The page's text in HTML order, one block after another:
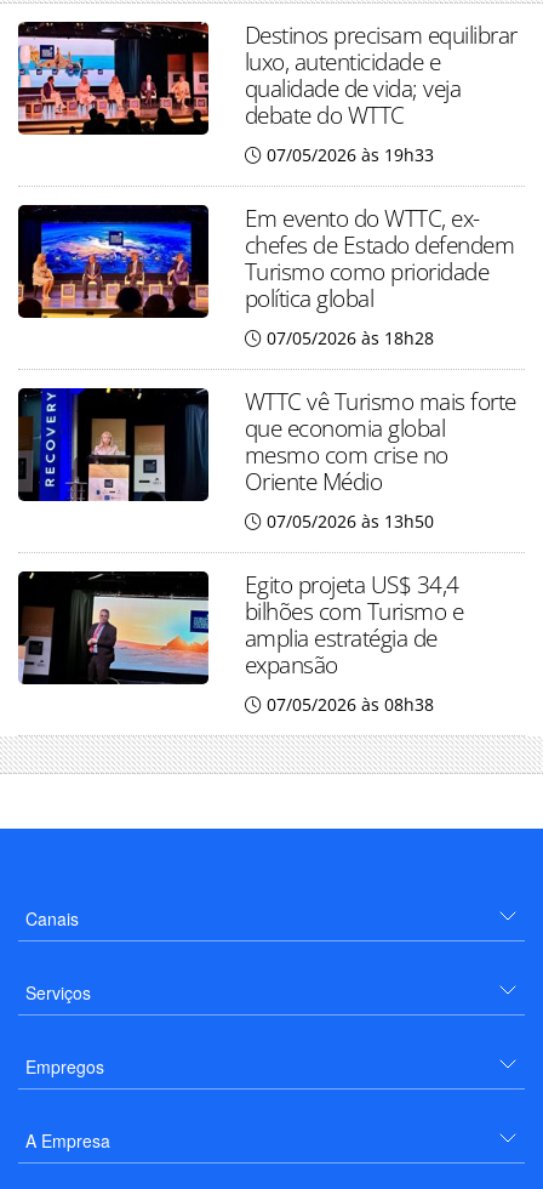
Destinos precisam equilibrar
luxo, autenticidade e
qualidade de vida; veja
debate do WTTC
07/05/2026 às 19h33
Em evento do WTTC, ex-
chefes de Estado defendem
Turismo como prioridade
política global
07/05/2026 às 18h28
WTTC vê Turismo mais forte
que economia global
mesmo com crise no
Oriente Médio
07/05/2026 às 13h50
Egito projeta US$ 34,4
bilhões com Turismo e
amplia estratégia de
expansão
07/05/2026 às 08h38
Canais
Serviços
Empregos
A Empresa